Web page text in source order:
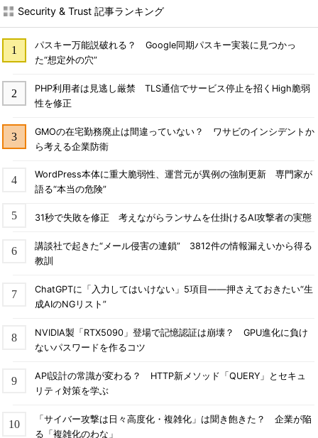
Security & Trust 記事ランキング
パスキー万能説破れる？ Google同期パスキー実装に見つかっ
た“想定外の穴”
PHP利用者は見逃し厳禁 TLS通信でサービス停止を招くHigh脆弱
性を修正
GMOの在宅勤務廃止は間違っていない？ ワサビのインシデントか
ら考える企業防衛
WordPress本体に重大脆弱性、運営元が異例の強制更新 専門家が
語る“本当の危険”
31秒で失敗を修正 考えながらランサムを仕掛けるAI攻撃者の実態
講談社で起きた“メール侵害の連鎖” 3812件の情報漏えいから得る
教訓
ChatGPTに「入力してはいけない」5項目――押さえておきたい“生
成AIのNGリスト”
NVIDIA製「RTX5090」登場で記憶認証は崩壊？ GPU進化に負け
ないパスワードを作るコツ
API設計の常識が変わる？ HTTP新メソッド「QUERY」とセキュ
リティ対策を学ぶ
「サイバー攻撃は日々高度化・複雑化」は聞き飽きた？ 企業が陥
る「複雑化のわな」